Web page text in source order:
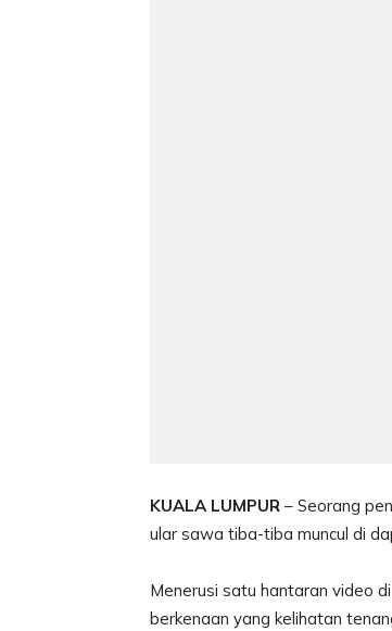
KUALA LUMPUR – Seorang
ular sawa tiba-tiba muncul di
Menerusi satu hantaran video
berkenaan yang kelihatan